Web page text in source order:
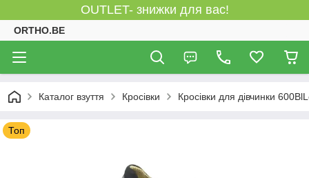
OUTLET- знижки для вас!
ORTHO.BE
Каталог взуття Кросівки Кросівки для дівчинки
Топ